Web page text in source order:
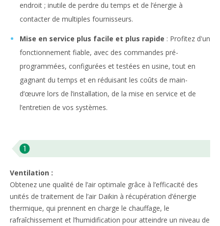
endroit ; inutile de perdre du temps et de l’énergie à
contacter de multiples fournisseurs.
Mise en service plus facile et plus rapide : Profitez d'un
fonctionnement fiable, avec des commandes pré-
programmées, configurées et testées en usine, tout en
gagnant du temps et en réduisant les coûts de main-
d’œuvre lors de l’installation, de la mise en service et de
l’entretien de vos systèmes.
Ventilation :
Obtenez une qualité de l’air optimale grâce à l’efficacité des
unités de traitement de l’air Daikin à récupération d’énergie
thermique, qui prennent en charge le chauffage, le
rafraîchissement et l’humidification pour atteindre un niveau de